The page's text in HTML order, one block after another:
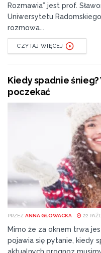
Rozmawia” jest prof.
Uniwersytetu
rozmowa...
CZYTAJ WIĘCEJ
Kiedy spadnie
poczekać
PRZEZ ANNA GŁOWACKA 22
Mimo że za oknem trwa
pojawia się pytanie, kiedy